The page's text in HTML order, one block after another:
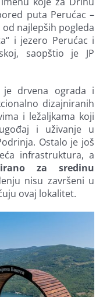
puta Perućac –
najlepših pogleda
i jezero Perućac i
saopštio je JP
je drvena ograda i
dizajniranih
i ležaljkama koji
i uživanje u
Ostalo je još
infrastruktura, a
za sredinu
nisu završeni u
ovaj lokalitet.